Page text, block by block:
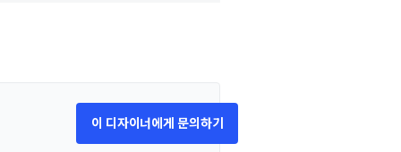
이 디자이너에게 문의하기